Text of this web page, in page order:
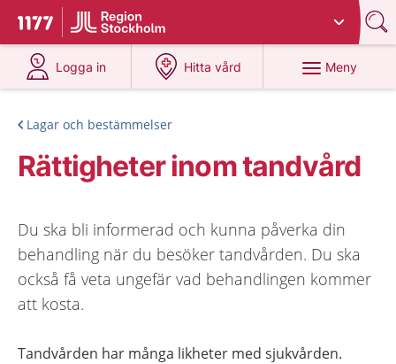
Till startsidan för 1177
Du har valt region
Logga in
på 1177.se
Hitta vård
på 1177.se
Meny
Lagar och bestämmelser
Rättigheter inom tandvård
Du ska bli informerad och kunna påverka din
behandling när du besöker tandvården. Du ska
också få veta ungefär vad behandlingen kommer
att kosta.
Tandvården har många likheter med sjukvården.